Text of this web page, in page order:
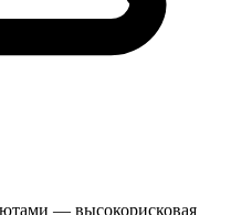
— высокорисковая